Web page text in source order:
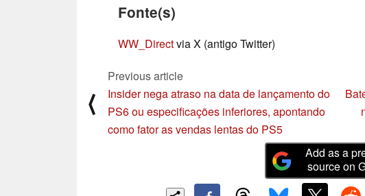
Fonte(s)
WW_Directvia X (antigo Twitter)
⟨
Previous article
Insider nega atraso na data de lançamento do
PS6 ou especificações inferiores, apontando
como fator as vendas lentas do PS5
Add as a
source on